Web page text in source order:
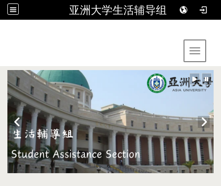
亚洲大学生活辅导组
Toggle